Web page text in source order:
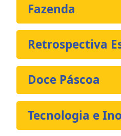
Fazenda
Retrospectiva
Doce Páscoa
Tecnologia e